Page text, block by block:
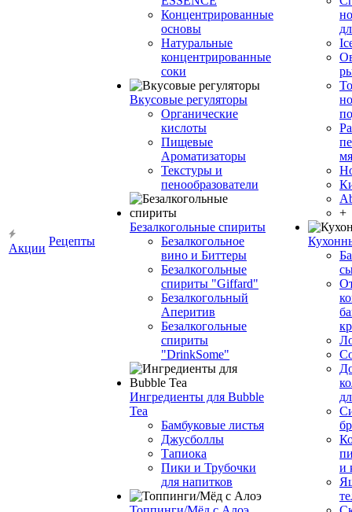
Акции
Рецепты
Концентрированные
основы
Натуральные
концентрированные
соки
Вкусовые регуляторы
Органические
кислоты
Пищевые
Ароматизаторы
Текстуры и
пенообразователи
Безалкогольные спириты
Безалкогольное
вино и Биттеры
Безалкогольные
спириты "Giffard"
Безалкогольный
Аперитив
Безалкогольные
спириты
"DrinkSome"
Ингредиенты для Bubble
Tea
Бамбуковые листья
Джусболлы
Тапиока
Пики и Трубочки
для напитков
+
и